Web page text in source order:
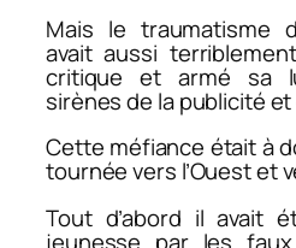
Mais le traumatisme
avait aussi
critique et armé sa
sirènes de la publicité
Cette méfiance était à
tournée vers l’Ouest et
Tout d’abord il avait
jeunesse par les